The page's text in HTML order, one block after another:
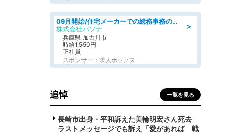
＞
09月開始/住宅メーカーでの総務事務のお仕事/駅近/車通勤可/一般事務/人事労務
株式会社パソナ
兵庫県 加古川市
時給1,550円
正社員
スポンサー：求人ボックス
追悼 一覧を見る
長崎市出身・平和訴えた美輪明宏さん死去
ラストメッセージでも訴え「愛があれば 戦